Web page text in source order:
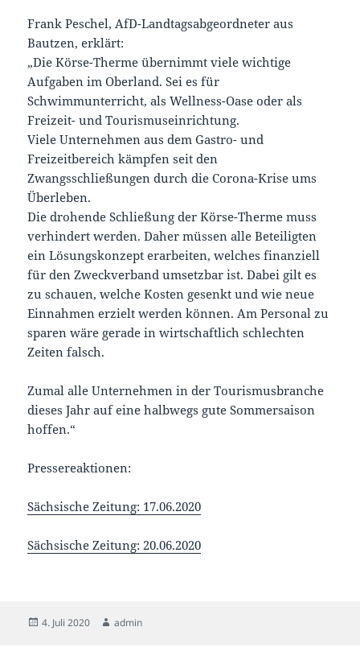
Frank Peschel, AfD-Landtagsabgeordneter aus
Bautzen, erklärt:
„Die Körse-Therme übernimmt viele wichtige
Aufgaben im Oberland. Sei es für
Schwimmunterricht, als Wellness-Oase oder als
Freizeit- und Tourismuseinrichtung.
Viele Unternehmen aus dem Gastro- und
Freizeitbereich kämpfen seit den
Zwangsschließungen durch die Corona-Krise ums
Überleben.
Die drohende Schließung der Körse-Therme muss
verhindert werden. Daher müssen alle Beteiligten
ein Lösungskonzept erarbeiten, welches finanziell
für den Zweckverband umsetzbar ist. Dabei gilt es
zu schauen, welche Kosten gesenkt und wie neue
Einnahmen erzielt werden können. Am Personal zu
sparen wäre gerade in wirtschaftlich schlechten
Zeiten falsch.
Zumal alle Unternehmen in der Tourismusbranche
dieses Jahr auf eine halbwegs gute Sommersaison
hoffen.“
Pressereaktionen:
Sächsische Zeitung: 17.06.2020
Sächsische Zeitung: 20.06.2020
Veröffentlicht
4. Juli 2020 Autor
admin